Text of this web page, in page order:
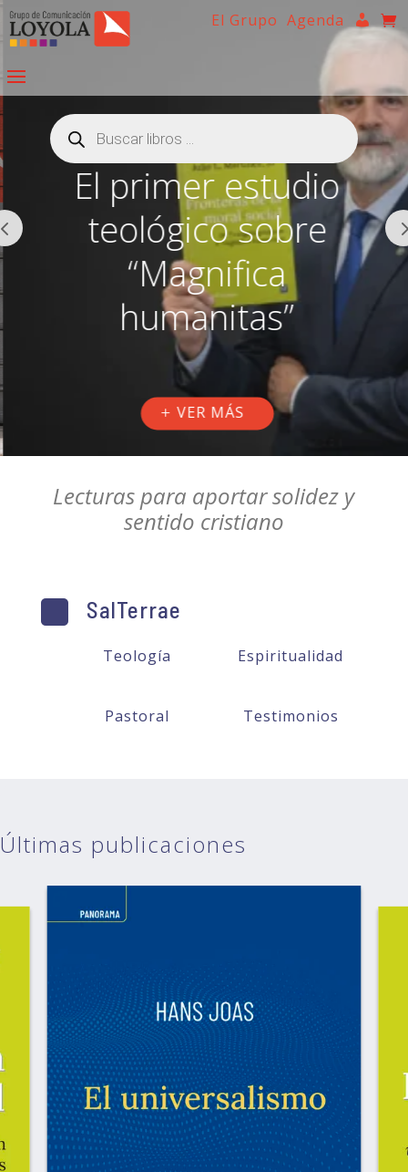
El Grupo Agenda
Búsqueda
de
productos
El primer estudio
teológico sobre
“Magnifica
humanitas”
VER MÁS
Lecturas para aportar solidez y
sentido cristiano
SalTerrae
Teología Espiritualidad
Pastoral Testimonios
Últimas publicaciones